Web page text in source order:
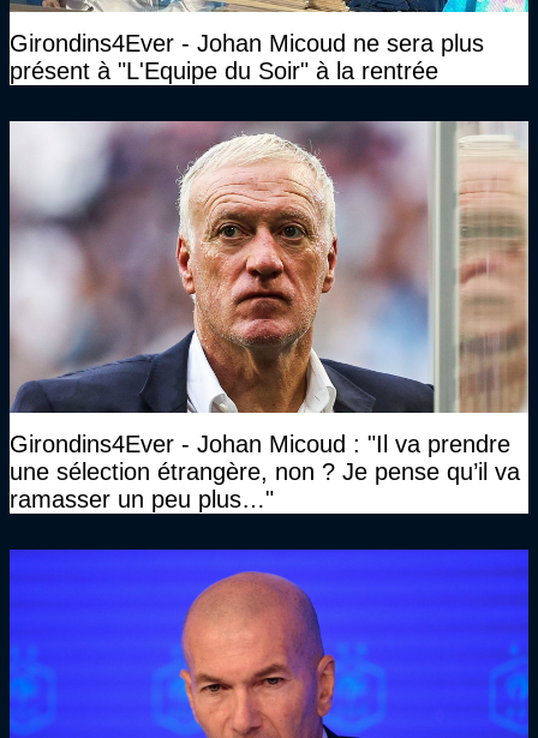
Girondins4Ever - Johan Micoud ne sera plus
présent à "L'Equipe du Soir" à la rentrée
Girondins4Ever - Johan Micoud : "Il va prendre
une sélection étrangère, non ? Je pense qu’il va
ramasser un peu plus…"